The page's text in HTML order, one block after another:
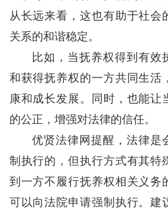
从长远来看，这也有助于社会
关系的和谐稳定。
比如，当抚养权得到有效
和获得抚养权的一方共同生活
康和成长发展。同时，也能让
的公正，增强对法律的信任。
优贤法律网提醒，法律是
制执行的，但执行方式有其特
到一方不履行抚养权相关义务
可以向法院申请强制执行。建